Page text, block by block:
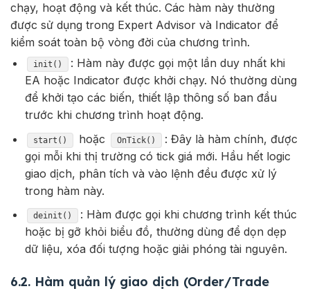
chạy, hoạt động và kết thúc. Các hàm này thường
được sử dụng trong Expert Advisor và Indicator để
kiểm soát toàn bộ vòng đời của chương trình.
init()
: Hàm này được gọi một lần duy nhất khi
EA hoặc Indicator được khởi chạy. Nó thường dùng
để khởi tạo các biến, thiết lập thông số ban đầu
trước khi chương trình hoạt động.
start() hoặc OnTick()
: Đây là hàm chính, được
gọi mỗi khi thị trường có tick giá mới. Hầu hết logic
giao dịch, phân tích và vào lệnh đều được xử lý
trong hàm này.
deinit()
: Hàm được gọi khi chương trình kết thúc
hoặc bị gỡ khỏi biểu đồ, thường dùng để dọn dẹp
dữ liệu, xóa đối tượng hoặc giải phóng tài nguyên.
6.2. Hàm quản lý giao dịch (Order/Trade